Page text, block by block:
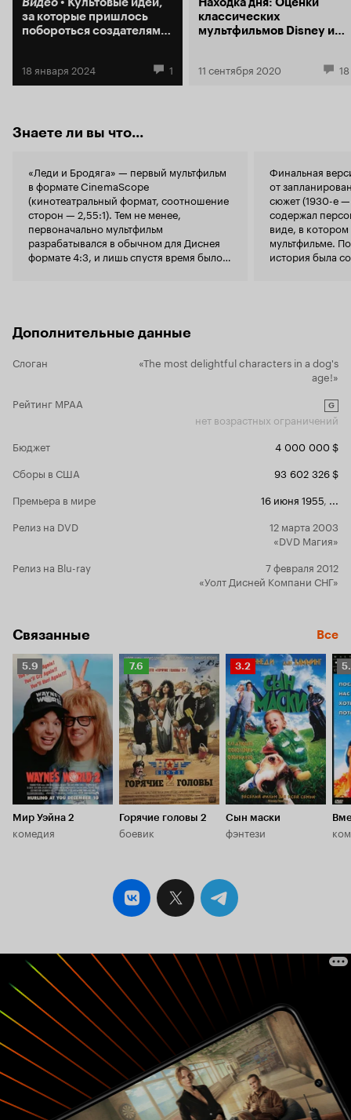
за которые пришлось
побороться создателям
18 января 2024 1
классических
мультфильмов Disney и
11 сентября 2020 18
Знаете ли вы что...
«Леди и Бродяга» — первый мультфильм
в формате CinemaScope
(кинотеатральный формат, соотношение
сторон — 2,55:1). Тем не менее,
первоначально мультфильм
разрабатывался в обычном для Диснея
формате 4:3, и лишь спустя время было
порядке пришлось дорисовывать
конфигурацию сцен. Косвенные
мультфильм не был широкоэкранным —
высокая статичность фона и
сцены.
Финальная
от
сюжет (1930-е —
содержал
виде, в
мультфильме.
история была
Своё имя
этого его
Дополнительные данные
Слоган
«The most delightful characters in a dog's
age!»
Рейтинг MPAA
G
нет возрастных ограничений
Бюджет
4 000 000 $
Сборы в США
93 602 326 $
Премьера в мире
16 июня 1955
Релиз на DVD
12 марта 2003
«DVD Магия»
Релиз на Blu-ray
7 февраля 2012
«Уолт Дисней Компани СНГ»
Связанные Все
Рейтинг
Кинопоиска
5.9
5.9
Мир Уэйна 2
комедия
Рейтинг
Кинопоиска
7.6
7.6
Горячие головы 2
боевик
Рейтинг
Кинопоиска
3.2
3.2
Сын маски
фэнтези